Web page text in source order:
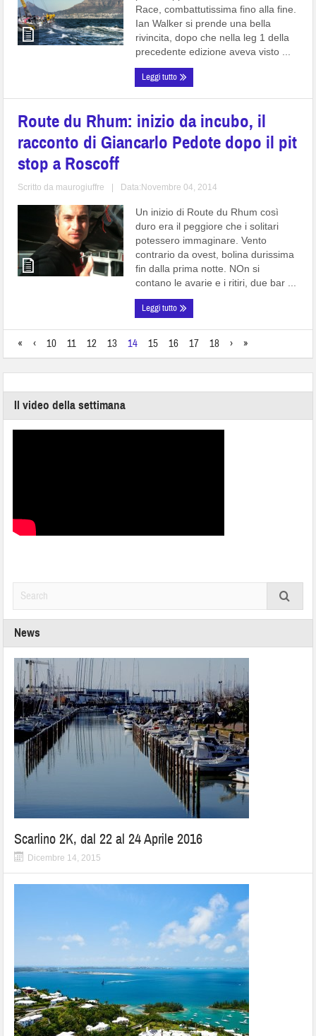
Race, combattutissima fino alla fine.
Ian Walker si prende una bella
rivincita, dopo che nella leg 1 della
precedente edizione aveva visto ...
Leggi tutto
Route du Rhum: inizio da incubo, il
racconto di Giancarlo Pedote dopo il pit
stop a Roscoff
Scritto da maurogiuffre Data:Novembre 04, 2014
Un inizio di Route du Rhum così
duro era il peggiore che i solitari
potessero immaginare. Vento
contrario da ovest, bolina durissima
fin dalla prima notte. NOn si
contano le avarie e i ritiri, due bar ...
Leggi tutto
« ‹ 10 11 12 13 14 15 16 17 18 › »
Il video della settimana
News
Scarlino 2K, dal 22 al 24 Aprile 2016
Dicembre 14, 2015